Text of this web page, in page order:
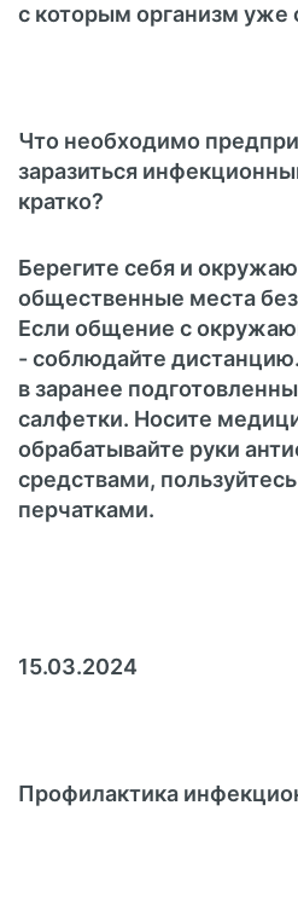
с которым организм
Что необходимо
заразиться
кратко?
Берегите себя и
общественные места
Если общение с
- соблюдайте
в заранее
салфетки. Носите
обрабатывайте руки
средствами,
Профилактика